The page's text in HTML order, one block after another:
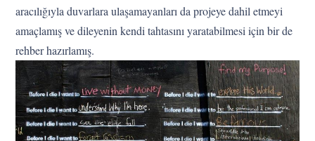
aracılığıyla duvarlara ulaşamayanları da projeye dahil etmeyi
amaçlamış ve dileyenin kendi tahtasını yaratabilmesi için bir de
rehber hazırlamış.